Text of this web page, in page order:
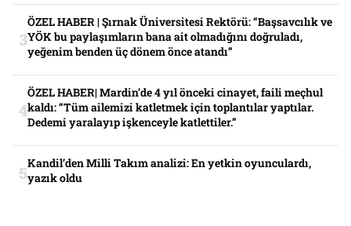
ÖZEL HABER | Şırnak Üniversitesi Rektörü: “Başsavcılık ve
YÖK bu paylaşımların bana ait olmadığını doğruladı,
yeğenim benden üç dönem önce atandı”
ÖZEL HABER| Mardin’de 4 yıl önceki cinayet, faili meçhul
kaldı: “Tüm ailemizi katletmek için toplantılar yaptılar.
Dedemi yaralayıp işkenceyle katlettiler.”
Kandil’den Milli Takım analizi: En yetkin oyunculardı,
yazık oldu